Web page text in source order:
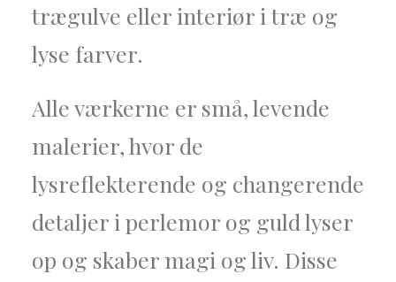
trægulve eller interiør i træ og
lyse farver.
Alle værkerne er små, levende
malerier, hvor de
lysreflekterende og changerende
detaljer i perlemor og guld lyser
op og skaber magi og liv. Disse